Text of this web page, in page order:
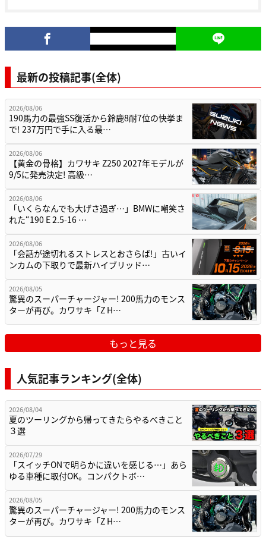
最新の投稿記事(全体)
2026/08/06
190馬力の最強SS復活から鈴鹿8耐7位の快挙ま
で! 237万円で手に入る最…
2026/08/06
【黄金の骨格】カワサキ Z250 2027年モデルが
9/5に発売決定! 高級…
2026/08/06
「いくらなんでも大げさ過ぎ…」BMWに嘲笑さ
れた“190 E 2.5-16 …
2026/08/06
「会話が途切れるストレスとおさらば!」古いイ
ンカムの下取りで最新ハイブリッド…
2026/08/05
驚異のスーパーチャージャー! 200馬力のモンス
ターが再び。カワサキ「Z H…
もっと見る
人気記事ランキング(全体)
2026/08/04
夏のツーリングから帰ってきたらやるべきこと
３選
2026/07/29
「スイッチONで明らかに違いを感じる…」あら
ゆる車種に取付OK。コンパクトボ…
2026/08/05
驚異のスーパーチャージャー! 200馬力のモンス
ターが再び。カワサキ「Z H…